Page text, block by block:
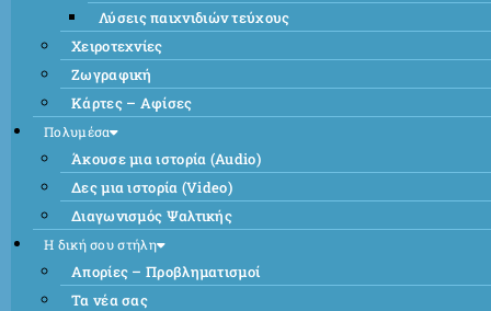
Λύσεις παιχνιδιών τεύχους
Χειροτεχνίες
Ζωγραφική
Κάρτες – Αφίσες
Πολυμέσα
Άκουσε μια ιστορία (Audio)
Δες μια ιστορία (Video)
Διαγωνισμός Ψαλτικής
Η δική σου στήλη
Απορίες – Προβληματισμοί
Τα νέα σας